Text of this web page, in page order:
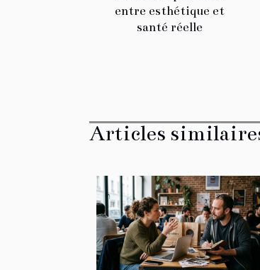
entre esthétique et
santé réelle
Articles